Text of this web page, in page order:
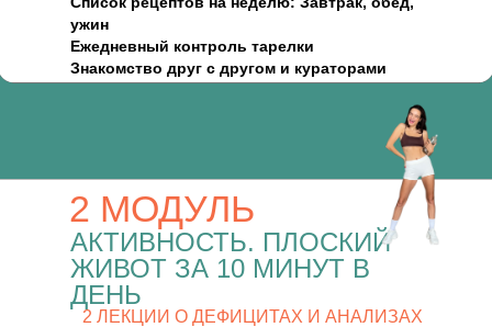
2 МОДУЛЬ
АКТИВНОСТЬ. ПЛОСКИЙ
ЖИВОТ ЗА 10 МИНУТ В
ДЕНЬ
2 ЛЕКЦИИ О ДЕФИЦИТАХ И АНАЛИЗАХ
ужин
Ежедневный контроль тарелки
Знакомство друг с другом и кураторами